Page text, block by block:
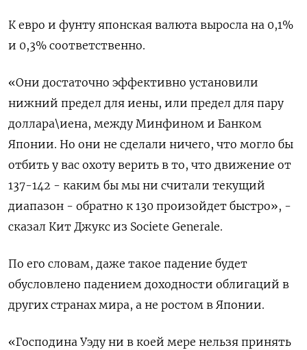
К евро и фунту японская валюта выросла на 0,1%
и 0,3% соответственно.
«Они достаточно эффективно установили
нижний предел для иены, или предел для пару
доллара\иена, между Минфином и Банком
Японии. Но они не сделали ничего, что могло бы
отбить у вас охоту верить в то, что движение от
137-142 - каким бы мы ни считали текущий
диапазон - обратно к 130 произойдет быстро», -
сказал Кит Джукс из Societe Generale.
По его словам, даже такое падение будет
обусловлено падением доходности облигаций в
других странах мира, а не ростом в Японии.
«Господина Уэду ни в коей мере нельзя принять